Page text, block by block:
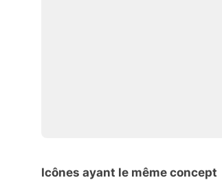
Icônes ayant le même concept